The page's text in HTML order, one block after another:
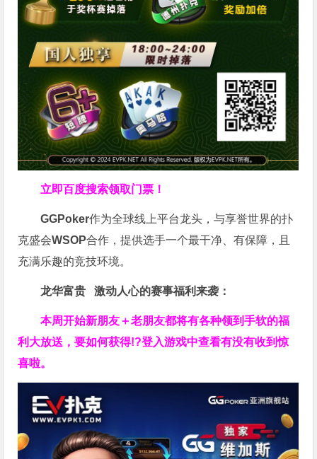
立即百度搜索领取门票！
GGPoker作为全球线上平台龙头，与享誉世界的扑
克盛会WSOP合作，提供选手一个最干净、有保障，且
充满乐趣的竞技环境。
龙华富贵 激动人心的赛事福利来袭：
本周开始新朋友＋老朋友都将有各种领到手软的福
利大放送，要如何获得!?登入游戏中查看有没有收到惊
喜啦。